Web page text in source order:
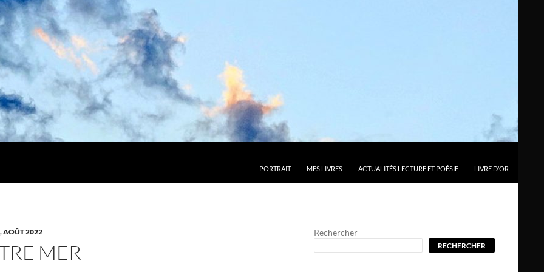
PORTRAIT MES LIVRES ACTUALITÉS LECTURE ET POÉSIE LIVRE D’OR
,AOÛT 2022
MER
Rechercher
RECHERCHER